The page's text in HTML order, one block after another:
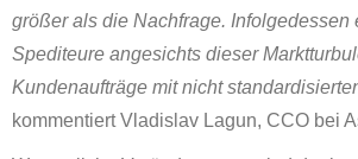
größer als die Nachfrage. Infolgedessen
Spediteure angesichts dieser
Kundenaufträge mit nicht
kommentiert Vladislav Lagun, CСO bei